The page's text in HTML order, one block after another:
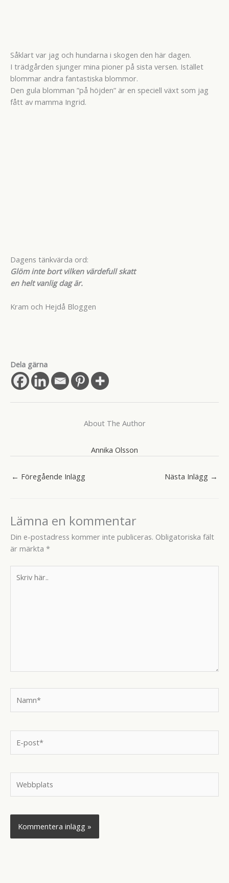
Såklart var jag och hundarna i skogen den här dagen.
I trädgården sjunger mina pioner på sista versen. Istället
blommar andra fantastiska blommor.
Den gula blomman ”på höjden” är en speciell växt som jag
fått av mamma Ingrid.
Dagens tänkvärda ord:
Glöm inte bort vilken värdefull skatt
en helt vanlig dag är.
Kram och Hejdå Bloggen
Dela gärna
About The Author
Annika Olsson
← Föregående Inlägg Nästa Inlägg →
Lämna en kommentar
Din e-postadress kommer inte publiceras. Obligatoriska fält
är märkta *
här..
post*